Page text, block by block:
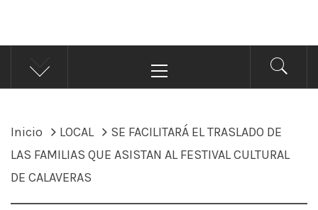
ÁNDALE NOTICIAS
Noticias
principal
Inicio LOCAL
SE FACILITARÁ EL TRASLADO DE
LAS FAMILIAS QUE ASISTAN AL FESTIVAL CULTURAL
DE CALAVERAS